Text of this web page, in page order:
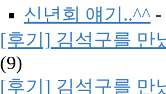
신년회 얘기..^^ -
[후기] 김석구를 만
(9)
[후기] 김석구를 만